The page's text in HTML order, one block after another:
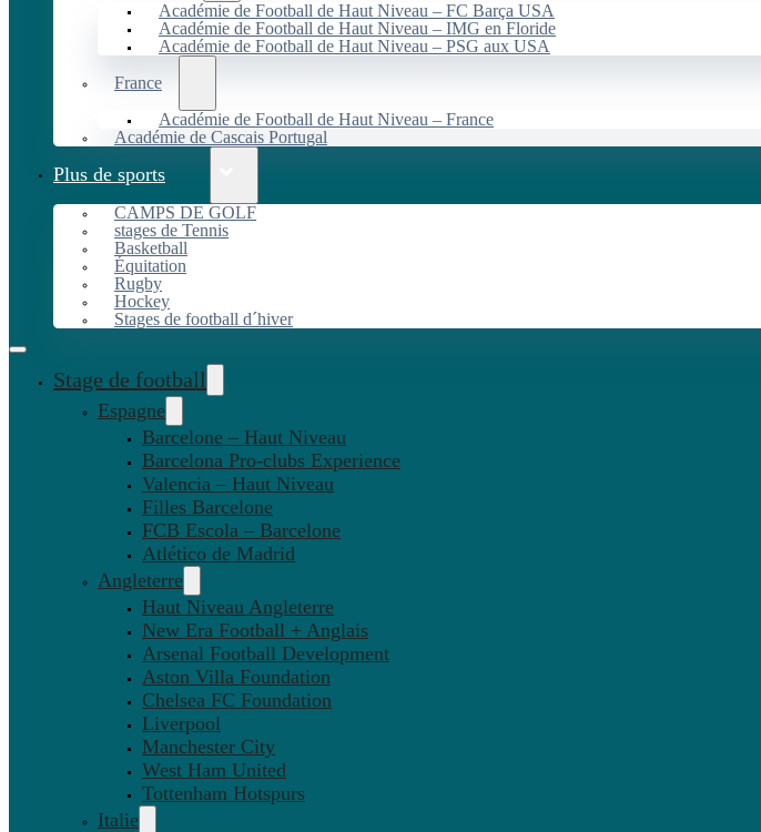
Académie de Football de Haut Niveau – FC Barça USA
Académie de Football de Haut Niveau – IMG en Floride
Académie de Football de Haut Niveau – PSG aux USA
France
Académie de Football de Haut Niveau – France
Académie de Cascais Portugal
Plus de sports
CAMPS DE GOLF
stages de Tennis
Basketball
Équitation
Rugby
Hockey
Stages de football d´hiver
Stage de football
Espagne
Barcelone – Haut Niveau
Barcelona Pro-clubs Experience
Valencia – Haut Niveau
Filles Barcelone
FCB Escola – Barcelone
Atlético de Madrid
Angleterre
Haut Niveau Angleterre
New Era Football + Anglais
Arsenal Football Development
Aston Villa Foundation
Chelsea FC Foundation
Liverpool
Manchester City
West Ham United
Tottenham Hotspurs
Italie